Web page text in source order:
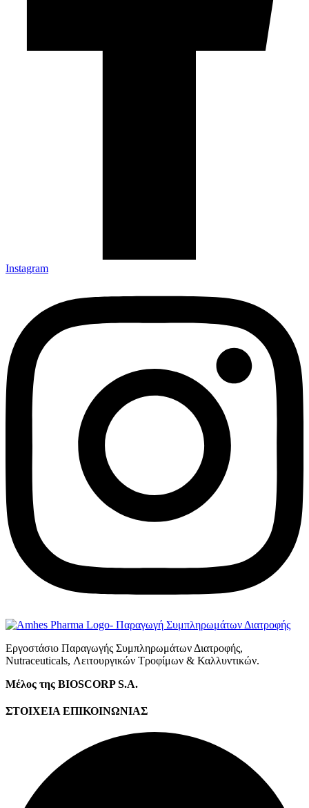
Instagram
Εργοστάσιο Παραγωγής Συμπληρωμάτων Διατροφής,
Νutraceuticals, Λειτουργικών Τροφίμων & Καλλυντικών.
Μέλος της BIOSCORP S.A.
ΣΤΟΙΧΕΙΑ ΕΠΙΚΟΙΝΩΝΙΑΣ